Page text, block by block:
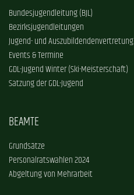
Bundesjugendleitung (BJL)
Bezirksjugendleitungen
Jugend- und Auszubildendenvertretung
Events & Termine
GDL-Jugend Winter (Ski-Meisterschaft)
Satzung der GDL-Jugend
BEAMTE
Grundsätze
Personalratswahlen 2024
Abgeltung von Mehrarbeit